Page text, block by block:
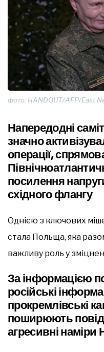
фото: HANDOUT/AFP/East
Напередодні
значно
операції,
посилення
східного флангу
Однією з ключових
стала Польща, яка разом
важливу роль у
За інформацією
російські
прокремлівські
поширюють
агресивні